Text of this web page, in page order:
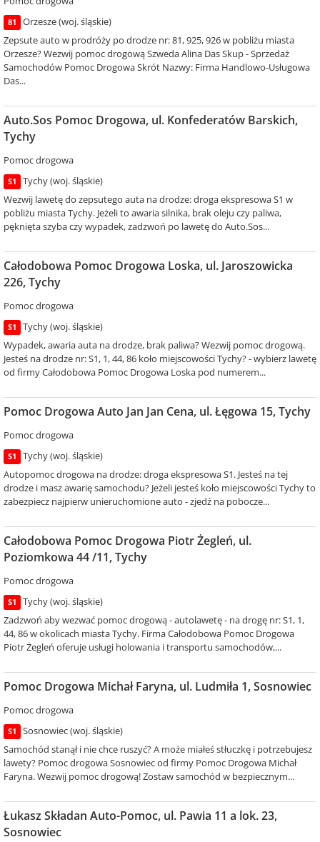
81
Orzesze (woj. śląskie)
Zepsute auto w prodróży po drodze nr: 81, 925, 926 w pobliżu miasta
Orzesze? Wezwij pomoc drogową Szweda Alina Das Skup - Sprzedaż
Samochodów Pomoc Drogowa Skrót Nazwy: Firma Handlowo-Usługowa
Das...
Auto.Sos Pomoc Drogowa, ul. Konfederatów Barskich,
Tychy
Pomoc drogowa
S1
Tychy (woj. śląskie)
Wezwij lawetę do zepsutego auta na drodze: droga ekspresowa S1 w
pobliżu miasta Tychy. Jeżeli to awaria silnika, brak oleju czy paliwa,
pęknięta szyba czy wypadek, zadzwoń po lawetę do Auto.Sos...
Całodobowa Pomoc Drogowa Loska, ul. Jaroszowicka
226, Tychy
Pomoc drogowa
S1
Tychy (woj. śląskie)
Wypadek, awaria auta na drodze, brak paliwa? Wezwij pomoc drogową.
Jesteś na drodze nr: S1, 1, 44, 86 koło miejscowości Tychy? - wybierz lawetę
od firmy Całodobowa Pomoc Drogowa Loska pod numerem...
Pomoc Drogowa Auto Jan Jan Cena, ul. Łęgowa 15, Tychy
Pomoc drogowa
S1
Tychy (woj. śląskie)
Autopomoc drogowa na drodze: droga ekspresowa S1. Jesteś na tej
drodze i masz awarię samochodu? Jeżeli jesteś koło miejscowości Tychy to
zabezpiecz najpierw unieruchomione auto - zjedź na pobocze...
Całodobowa Pomoc Drogowa Piotr Żegleń, ul.
Poziomkowa 44 /11, Tychy
Pomoc drogowa
S1
Tychy (woj. śląskie)
Zadzwoń aby wezwać pomoc drogową - autolawetę - na drogę nr: S1, 1,
44, 86 w okolicach miasta Tychy. Firma Całodobowa Pomoc Drogowa
Piotr Żegleń oferuje usługi holowania i transportu samochodów,...
Pomoc Drogowa Michał Faryna, ul. Ludmiła 1, Sosnowiec
Pomoc drogowa
S1
Sosnowiec (woj. śląskie)
Samochód stanął i nie chce ruszyć? A może miałeś stłuczkę i potrzebujesz
lawety? Pomoc drogowa Sosnowiec od firmy Pomoc Drogowa Michał
Faryna. Wezwij pomoc drogową! Zostaw samochód w bezpiecznym...
Łukasz Składan Auto-Pomoc, ul. Pawia 11 a lok. 23,
Sosnowiec